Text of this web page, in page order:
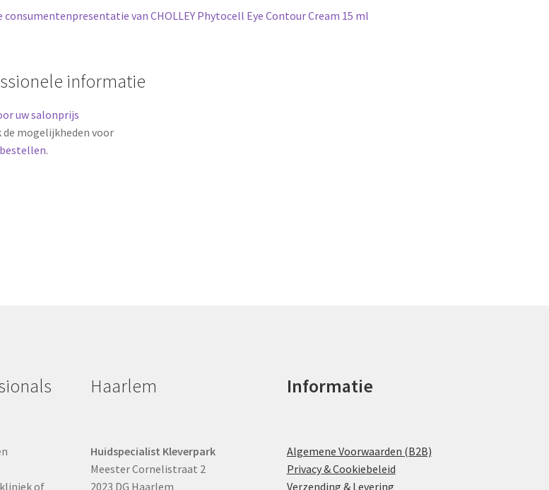
consumentenpresentatie van CHOLLEY Phytocell Eye Contour Cream 15 ml
informatie
uw salonprijs
mogelijkheden voor
.
of
Haarlem
Huidspecialist Kleverpark
Meester Cornelistraat 2
2023 DG Haarlem
Informatie
Algemene Voorwaarden (B2B)
Privacy & Cookiebeleid
Verzending & Levering